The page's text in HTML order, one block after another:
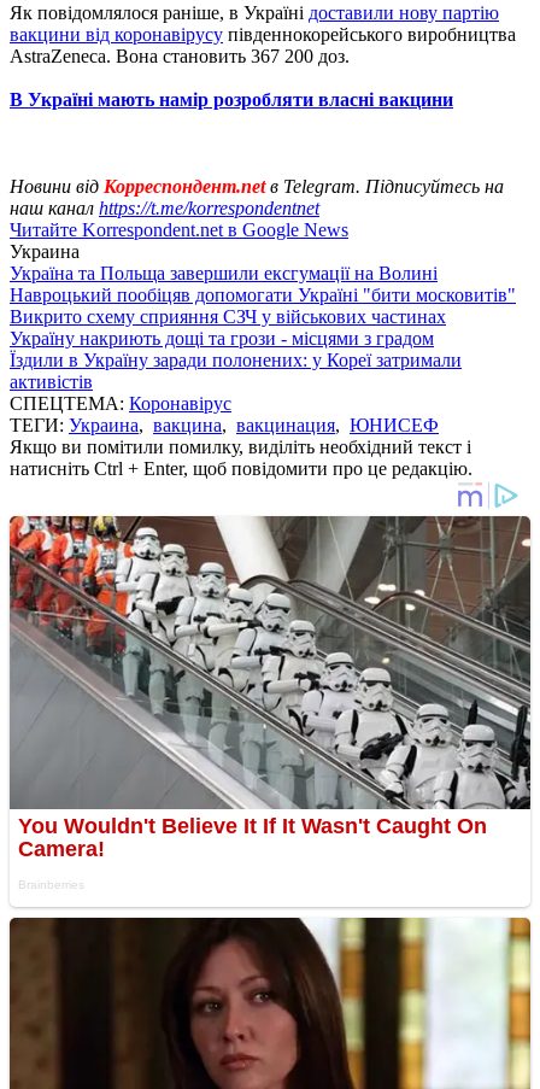
Як повідомлялося раніше, в Україні доставили нову партію
вакцини від коронавірусу південнокорейського виробництва
AstraZeneca. Вона становить 367 200 доз.
В Україні мають намір розробляти власні вакцини
Новини від Корреспондент.netв Telegram. Підписуйтесь на
наш канал https://t.me/korrespondentnet
Читайте Korrespondent.net в Google News
Украина
Україна та Польща завершили ексгумації на Волині
Навроцький пообіцяв допомогати Україні "бити московитів"
Викрито схему сприяння СЗЧ у військових частинах
Україну накриють дощі та грози - місцями з градом
Їздили в Україну заради полонених: у Кореї затримали
активістів
СПЕЦТЕМА: Коронавірус
ТЕГИ: Украина, вакцина, вакцинация, ЮНИСЕФ
Якщо ви помітили помилку, виділіть необхідний текст і
натисніть Ctrl + Enter, щоб повідомити про це редакцію.